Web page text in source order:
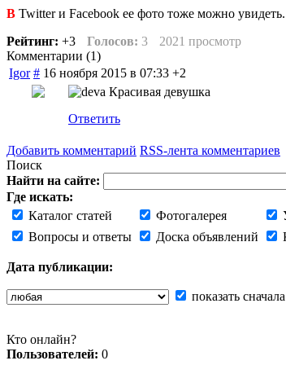
В Twitter и Facebook ее фото тоже можно
Рейтинг: +3 Голосов: 3
2021 просмотр
Комментарии (1)
Igor # 16 ноября 2015 в 07:33 +2
Красивая девушка
Ответить
Добавить комментарий RSS-лента комментариев
Поиск
Найти на сайте:
Где искать:
Каталог статей
Фотогалерея
Вопросы и ответы
Доска объявлений
Дата публикации:
показать
Кто онлайн?
Пользователей: 0